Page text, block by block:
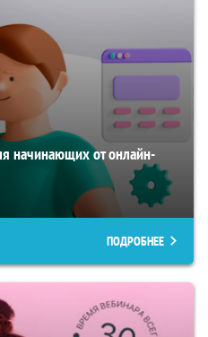
начинающих от онлайн-
ПОДРОБНЕЕ